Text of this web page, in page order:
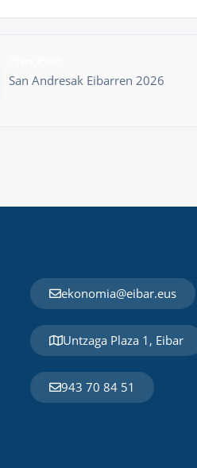
San Andresak Eibarren 2026
ekonomia@eibar.eus
Untzaga Plaza 1, Eibar
943 70 84 51